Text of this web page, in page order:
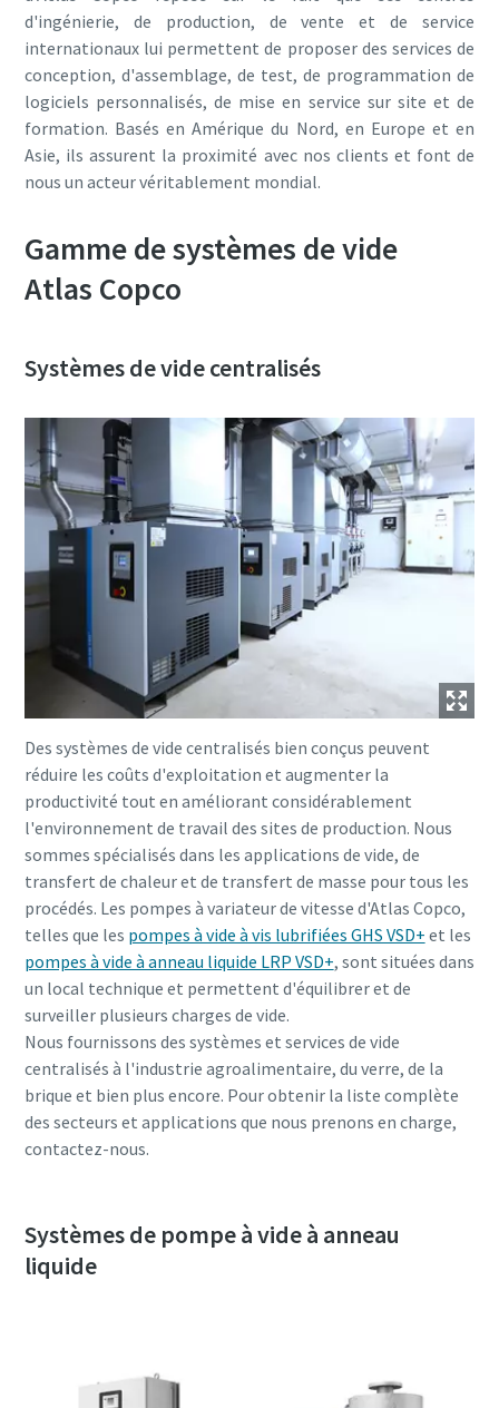
d'ingénierie, de production, de vente et de service
internationaux lui permettent de proposer des services de
conception, d'assemblage, de test, de programmation de
logiciels personnalisés, de mise en service sur site et de
formation. Basés en Amérique du Nord, en Europe et en
Asie, ils assurent la proximité avec nos clients et font de
nous un acteur véritablement mondial.
Gamme de systèmes de vide
Atlas Copco
Systèmes de vide centralisés
Des systèmes de vide centralisés bien conçus peuvent
réduire les coûts d'exploitation et augmenter la
productivité tout en améliorant considérablement
l'environnement de travail des sites de production. Nous
sommes spécialisés dans les applications de vide, de
transfert de chaleur et de transfert de masse pour tous les
procédés. Les pompes à variateur de vitesse d'Atlas Copco,
telles que les pompes à vide à vis lubrifiées GHS VSD+ et les
pompes à vide à anneau liquide LRP VSD+, sont situées dans
un local technique et permettent d'équilibrer et de
surveiller plusieurs charges de vide.
Nous fournissons des systèmes et services de vide
centralisés à l'industrie agroalimentaire, du verre, de la
brique et bien plus encore. Pour obtenir la liste complète
des secteurs et applications que nous prenons en charge,
contactez-nous.
Systèmes de pompe à vide à anneau
liquide